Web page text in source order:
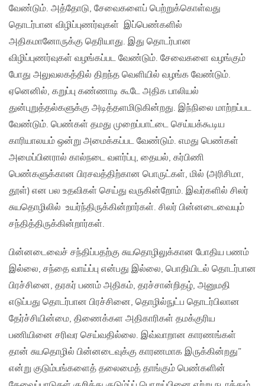
வேண்டும். அத்தோடு, சேவைகளைப் பெற்றுக்கொள்வது
தொடர்பான விழிப்புணர்வுகள் இப்பெண்களில்
அதிகமானோருக்கு தெரியாது. இது தொடர்பான
விழிப்புணர்வுகள் வழங்கப்பட வேண்டும். சேவைகளை வழங்கும்
போது அலுவலகத்தில் திறந்த வெளியில் வழங்க வேண்டும்.
ஏனெனில், கறுப்பு கண்ணாடி கூடே அதிக பாலியல்
துன்புறுத்தல்களுக்கு அடித்தளமிடுகின்றது. இந்நிலை மாற்றப்பட
வேண்டும். பெண்கள் தமது முறைப்பாட்டை செய்யக்கூடிய
காரியாலயம் ஒன்று அமைக்கப்பட வேண்டும். எமது பெண்கள்
அமைப்பினரால் கால்நடை வளர்ப்பு, தையல், கர்பிணி
பெண்களுக்கான பிரசவத்திற்கான பொருட்கள், மில் (அரிசிமா,
தூள்) என பல உதவிகள் செய்து வருகின்றோம். இவர்களில் சிலர்
சுயதொழிலில் உயர்ந்திருக்கின்றார்கள். சிலர் பின்னடைவையும்
சந்தித்திருக்கின்றார்கள்.
பின்னடைவைச் சந்திப்பதற்கு சுயதொழிலுக்கான போதிய பணம்
இல்லை, சந்தை வாய்ப்பு என்பது இல்லை, பொதியிடல் தொடர்பான
பிரச்சினை, தரகர் பணம் அதிகம், தரச்சான்றிதழ், அனுமதி
எடுப்பது தொடர்பான பிரச்சினை, தொழில்நுட்ப தொடர்பிலான
தேர்ச்சியின்மை, திணைக்கள அதிகாரிகள் தமக்குரிய
பணியினை சரிவர செய்வதில்லை. இவ்வாறான காரணங்கள்
தான் சுயதொழில் பின்னடைவுக்கு காரணமாக இருக்கின்றது”
என்று குடும்பங்களைத் தலைமைத் தாங்கும் பெண்களின்